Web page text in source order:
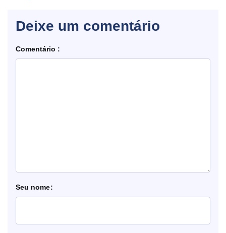
Deixe um comentário
Comentário
nome